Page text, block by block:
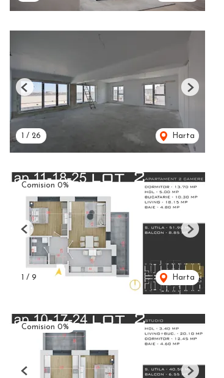
1 / 26 Harta
Previous Next
Comision 0%
1 / 9 Harta
Previous Next
Comision 0%
Previous Next